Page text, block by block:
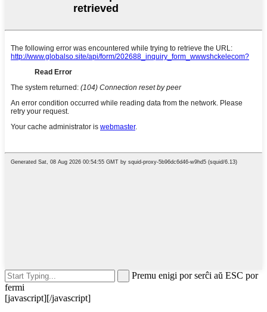
Premu enigi por serĉi aŭ ESC por
fermi
[javascript][/javascript]